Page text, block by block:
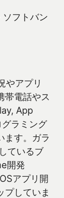
ソフトバン
やアプリ
帯電話やス
App
ラミング
ます。ガラ
ているブ
開発
アプリ開
プしていま